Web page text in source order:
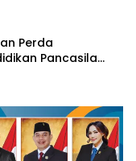
Perda
Pancasila